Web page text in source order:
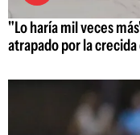
"Lo haría mil veces
atrapado por la